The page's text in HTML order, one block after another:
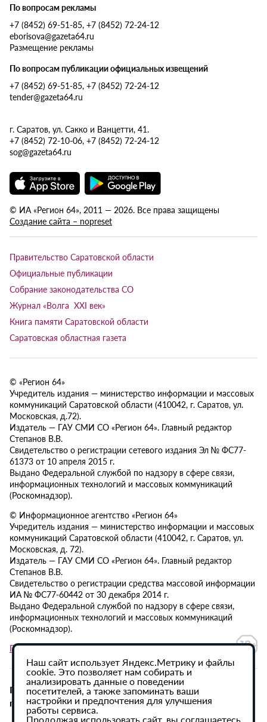
По вопросам рекламы
+7 (8452) 69-51-85, +7 (8452) 72-24-12
eborisova@gazeta64.ru
Размещение рекламы
По вопросам публикации официальных извещений
+7 (8452) 69-51-85, +7 (8452) 72-24-12
tender@gazeta64.ru
г. Саратов, ул. Сакко и Ванцетти, 41.
+7 (8452) 72-10-06, +7 (8452) 72-24-12
sog@gazeta64.ru
© ИА «Регион 64», 2011 — 2026. Все права защищены
Создание сайта – nopreset
Правительство Саратовской области
Официальные публикации
Собрание законодательства СО
Журнал «Волга XXI век»
Книга памяти Саратовской области
Саратовская областная газета
© «Регион 64»
Учредитель издания — министерство информации и массовых
коммуникаций Саратовской области (410042, г. Саратов, ул.
Московская, д.72).
Издатель — ГАУ СМИ СО «Регион 64». Главный редактор
Степанов В.В.
Свидетельство о регистрации сетевого издания Эл № ФС77-
61373 от 10 апреля 2015 г.
Выдано Федеральной службой по надзору в сфере связи,
информационных технологий и массовых коммуникаций
(Роскомнадзор).
© Информационное агентство «Регион 64»
Учредитель издания — министерство информации и массовых
коммуникаций Саратовской области (410042, г. Саратов, ул.
Московская, д. 72).
Издатель — ГАУ СМИ СО «Регион 64». Главный редактор
Степанов В.В.
Свидетельство о регистрации средства массовой информации
ИА № ФС77-60442 от 30 декабря 2014 г.
Выдано Федеральной службой по надзору в сфере связи,
информационных технологий и массовых коммуникаций
(Роскомнадзор).
Политика в отношении обработки персональных данных
При использовании материалов сайта активная
гиперссылка на ИА «Регион 64» обязательна.
Наш сайт использует Яндекс.Метрику и файлы
cookie. Это позволяет нам собирать и
анализировать данные о поведении
посетителей, а также запоминать ваши
настройки и предпочтения для улучшения
работы сервиса.